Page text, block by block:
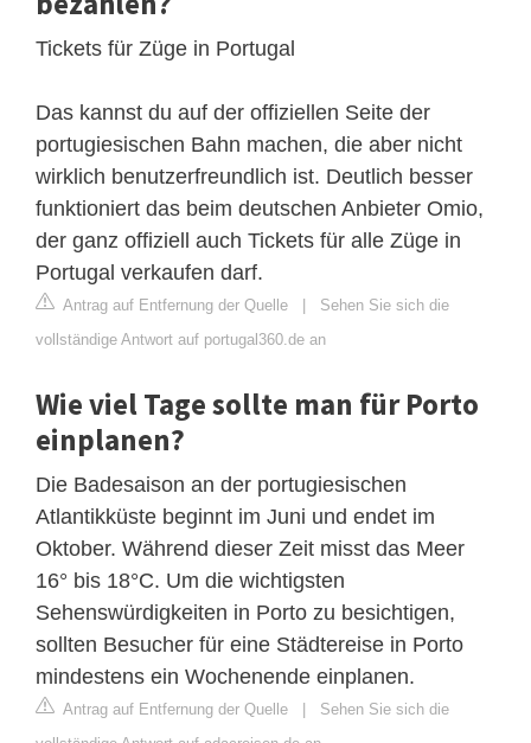
Tickets für Züge in Portugal
Das kannst du auf der offiziellen Seite der
portugiesischen Bahn machen, die aber nicht
wirklich benutzerfreundlich ist. Deutlich besser
funktioniert das beim deutschen Anbieter Omio,
der ganz offiziell auch Tickets für alle Züge in
Portugal verkaufen darf.
Antrag auf Entfernung der Quelle | Sehen Sie sich die
vollständige Antwort auf portugal360.de an
Wie viel Tage sollte man für Porto
einplanen?
Die Badesaison an der portugiesischen
Atlantikküste beginnt im Juni und endet im
Oktober. Während dieser Zeit misst das Meer
16° bis 18°C. Um die wichtigsten
Sehenswürdigkeiten in Porto zu besichtigen,
sollten Besucher für eine Städtereise in Porto
mindestens ein Wochenende einplanen.
Antrag auf Entfernung der Quelle | Sehen Sie sich die